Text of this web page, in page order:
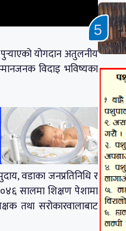
योगदान अतुलनीय
विदाइ भविष्यका
वडाका जनप्रतिनिधि र
सालमा शिक्षण पेशामा
तथा सरोकारवालाबाट